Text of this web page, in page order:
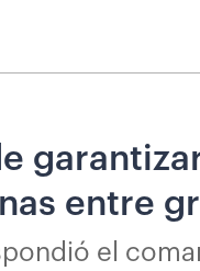
entre
el